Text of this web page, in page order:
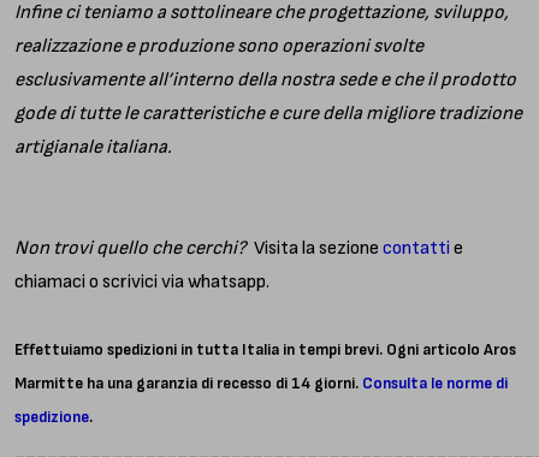
Infine ci teniamo a sottolineare che progettazione, sviluppo,
realizzazione e produzione sono operazioni svolte
esclusivamente all’interno della nostra sede e che il prodotto
gode di tutte le caratteristiche e cure della migliore tradizione
artigianale italiana.
Non trovi quello che cerchi? Visita la sezione contatti e
chiamaci o scrivici via whatsapp.
Effettuiamo spedizioni in tutta Italia in tempi brevi. Ogni articolo Aros
Marmitte ha una garanzia di recesso di 14 giorni. Consulta le norme di
spedizione.